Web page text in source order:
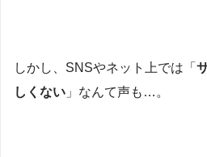
しかし、SNSやネット上では「
しくない 」なんて声も…。